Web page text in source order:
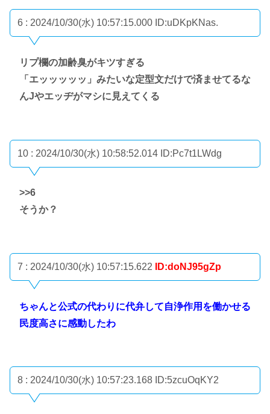
6 : 2024/10/30(水) 10:57:15.000 ID:uDKpKNas.
リプ欄の加齢臭がキツすぎる
「エッッッッッ」みたいな定型文だけで済ませてるな
んJやエッヂがマシに見えてくる
10 : 2024/10/30(水) 10:58:52.014 ID:Pc7t1LWdg
>>6
そうか？
7 : 2024/10/30(水) 10:57:15.622 ID:doNJ95gZp
ちゃんと公式の代わりに代弁して自浄作用を働かせる
民度高さに感動したわ
8 : 2024/10/30(水) 10:57:23.168 ID:5zcuOqKY2